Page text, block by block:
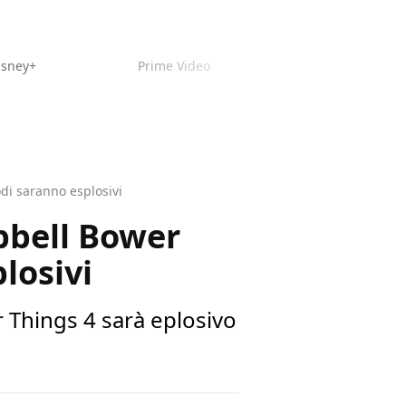
Prime Video
saranno esplosivi
Bower
4 sarà eplosivo